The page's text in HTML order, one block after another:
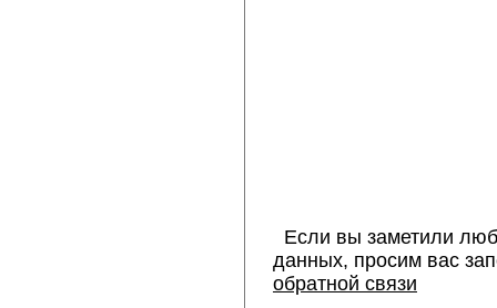
Если вы заметили
данных, просим вас
обратной связи